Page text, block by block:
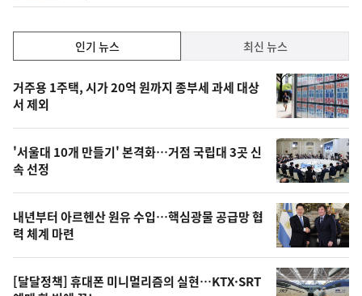
기,
최
신,
오
늘
의
영
상
오
인기 뉴스 최신 뉴스
기
뉴
스
거주용 1주택, 시가 20억 원까지 종부세 과세 대상
서 제외
'서울대 10개 만들기' 본격화…거점 국립대 3곳 신
속 선정
내년부터 아르헨산 원유 수입…핵심광물 공급망 협
력 체계 마련
[달달정책] 휴대폰 미니멀리즘의 실현…KTX·SRT